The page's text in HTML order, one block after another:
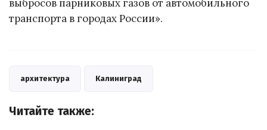
выбросов парниковых газов от автомобильного
транспорта в городах России».
архитектура Калиниград
Читайте также: